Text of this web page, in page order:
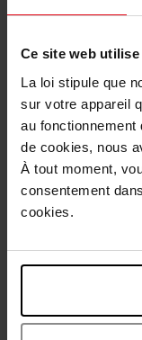
Ce site web
La loi stipule que
sur votre appareil
au
de cookies, nous
À tout moment,
consentement
cookies.
Gratis
Gratis retour